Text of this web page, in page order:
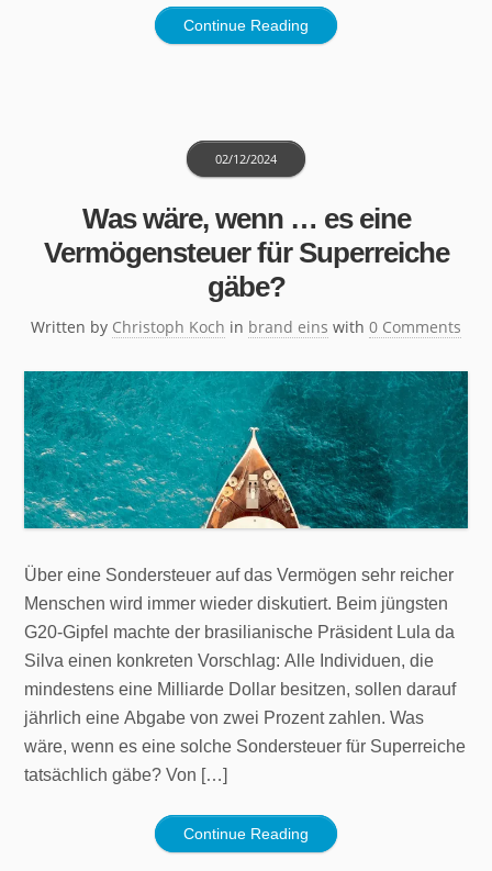
Continue Reading
Was wäre, wenn … es eine
Vermögensteuer für Superreiche
gäbe?
Written by Christoph Koch
02/12/2024
in brand eins with 0 Comments
Über eine Sondersteuer auf das Vermögen sehr reicher
Menschen wird immer wieder diskutiert. Beim jüngsten
G20-Gipfel machte der brasilianische Präsident Lula da
Silva einen konkreten Vorschlag: Alle Individuen, die
mindestens eine Milliarde Dollar besitzen, sollen darauf
jährlich eine Abgabe von zwei Prozent zahlen. Was
wäre, wenn es eine solche Sondersteuer für Superreiche
tatsächlich gäbe? Von […]
Continue Reading